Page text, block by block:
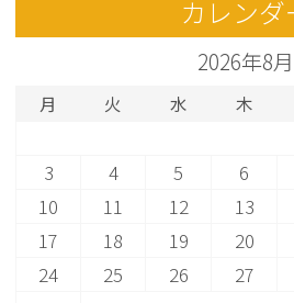
カレンダ
2026年8月
月 火 水 木
3
4 5 6
10
11 12 13
17
18 19 20
24
25 26 27